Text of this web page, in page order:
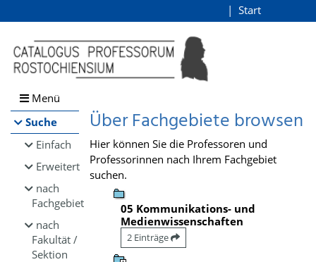
Browsen
direkt zum Inhalt
Start
Menü
Suche
Einfach
Erweitert
nach
Fachgebiet
nach
Fakultät /
Sektion
Über Fachgebiete browsen
Hier können Sie die Professoren und
Professorinnen nach Ihrem Fachgebiet
suchen.
05 Kommunikations- und
Medienwissenschaften
2 Einträge